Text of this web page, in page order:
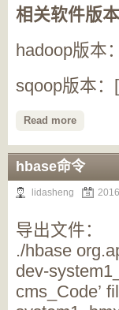
相关软件版本
hadoop版本
sqoop版本：
Read more
hbase命令
lidasheng
导出文件：
./hbase
dev-
cms_Code’